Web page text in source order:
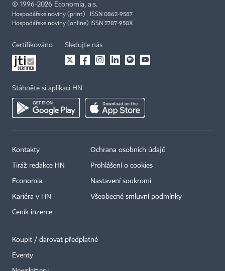
© 1996-2026 Economia, a.s.
Hospodářské noviny (print) ISSN 0862-9587
Hospodářské noviny (online) ISSN 2787-950X
Certifikováno Sledujte nás
Stáhněte si aplikaci HN
Kontakty
Tiráž redakce HN
Economia
Kariéra v HN
Ceník inzerce
Ochrana osobních údajů
Prohlášení o cookies
Nastavení soukromí
Všeobecné smluvní podmínky
Koupit / darovat předplatné
Eventy